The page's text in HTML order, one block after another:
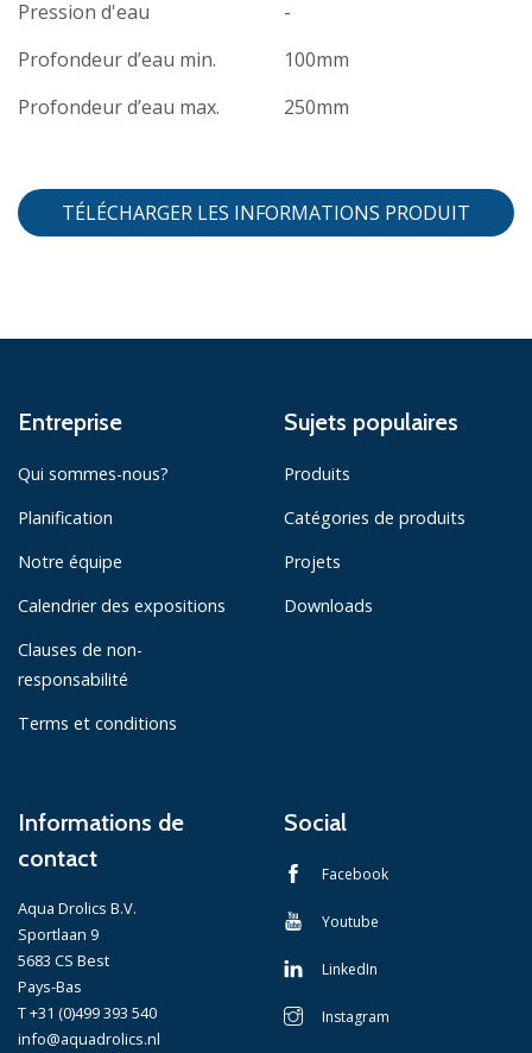
Pression d'eau
-
Profondeur d’eau min.
100mm
Profondeur d’eau max.
250mm
TÉLÉCHARGER LES INFORMATIONS PRODUIT
Entreprise
Qui sommes-nous?
Planification
Notre équipe
Calendrier des expositions
Clauses de non-
responsabilité
Terms et conditions
Sujets populaires
Produits
Catégories de produits
Projets
Downloads
Informations de
contact
Aqua Drolics B.V.
Sportlaan 9
5683 CS Best
Pays-Bas
T +31 (0)499 393 540
info@aquadrolics.nl
Social
Facebook
Youtube
LinkedIn
Instagram